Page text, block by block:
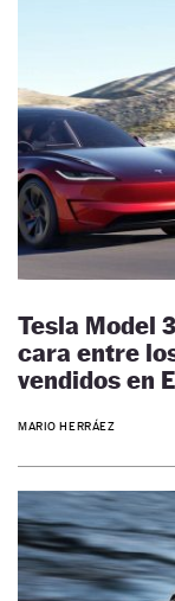
Tesla Model
cara entre
vendidos en
MARIO HERRÁEZ